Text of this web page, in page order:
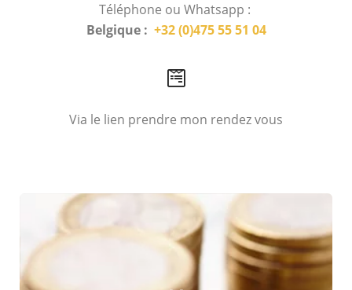
Téléphone ou Whatsapp :
Belgique : +32 (0)475 55 51 04
Via le lien prendre mon rendez vous